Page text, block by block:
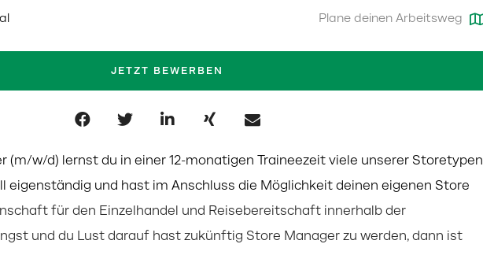
Plane deinen Arbeitsweg
JETZT BEWERBEN
(m/w/d) lernst du in einer 12-monatigen Traineezeit viele unserer Storetypen
eigenständig und hast im Anschluss die Möglichkeit deinen eigenen Store
für den Einzelhandel und Reisebereitschaft innerhalb der
und du Lust darauf hast zukünftig Store Manager zu werden, dann ist